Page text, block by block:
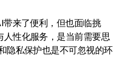
来了便利，但也面临挑
性化服务，是当前需要思
隐私保护也是不可忽视的环